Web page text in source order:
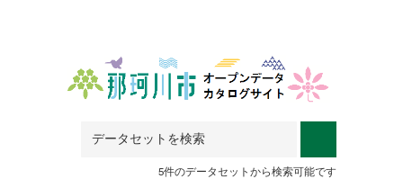
5件のデータセットから検索可能です